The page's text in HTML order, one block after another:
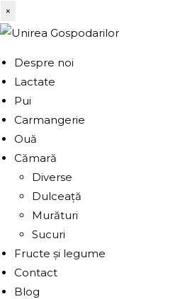
×
Despre noi
Lactate
Pui
Carmangerie
Ouă
Cămară
Diverse
Dulceață
Murături
Sucuri
Fructe și legume
Contact
Blog